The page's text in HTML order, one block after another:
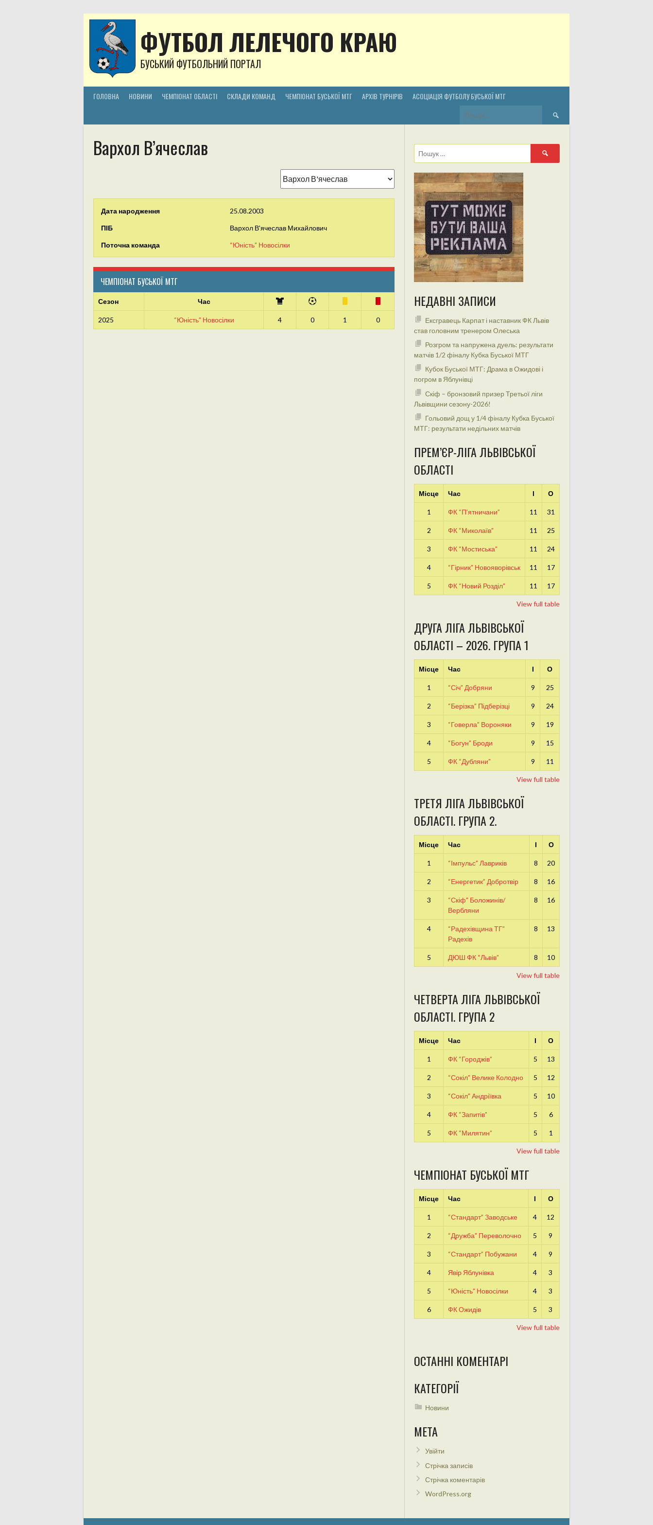
ФУТБОЛ ЛЕЛЕЧОГО КРАЮ
БУСЬКИЙ ФУТБОЛЬНИЙ ПОРТАЛ
ГОЛОВНА НОВИНИ ЧЕМПІОНАТ ОБЛАСТІ СКЛАДИ КОМАНД ЧЕМПІОНАТ БУСЬКОЇ МТГ АРХІВ ТУРНІРІВ АСОЦІАЦІЯ ФУТБОЛУ БУСЬКОЇ МТГ
Пошук:
Вархол В’ячеслав
Дата народження 25.08.2003
ПІБ Вархол В'ячеслав Михайлович
Поточна команда “Юність” Новосілки
ЧЕМПІОНАТ БУСЬКОЇ МТГ
Сезон Час
2025 “Юність” Новосілки 4 0 1 0
Пошук:
НЕДАВНІ ЗАПИСИ
Ексгравець Карпат і наставник ФК Львів
став головним тренером Олеська
Розгром та напружена дуель: результати
матчів 1/2 фіналу Кубка Буської МТГ
Кубок Буської МТГ: Драма в Ожидові і
погром в Яблунівці
Скіф – бронзовий призер Третьої ліги
Львівщини сезону-2026!
Гольовий дощ у 1/4 фіналу Кубка Буської
МТГ: результати недільних матчів
ПРЕМ’ЄР-ЛІГА ЛЬВІВСЬКОЇ
ОБЛАСТІ
Місце Час І О
1 ФК “П’ятничани” 11 31
2 ФК “Миколаїв” 11 25
3 ФК “Мостиська” 11 24
4 “Гірник” Новояворівськ 11 17
5 ФК “Новий Розділ” 11 17
View full table
ДРУГА ЛІГА ЛЬВІВСЬКОЇ
ОБЛАСТІ – 2026. ГРУПА 1
Місце Час І О
1 “Січ” Добряни 9 25
2 “Берізка” Підберізці 9 24
3 “Говерла” Вороняки 9 19
4 “Богун” Броди 9 15
5 ФК “Дубляни” 9 11
View full table
ТРЕТЯ ЛІГА ЛЬВІВСЬКОЇ
ОБЛАСТІ. ГРУПА 2.
Місце Час І О
1 “Імпульс” Лавриків 8 20
2 “Енергетик” Добротвір 8 16
3
“Скіф” Боложинів/
Вербляни
8 16
4
“Радехівщина ТГ”
Радехів
8 13
5 ДЮШ ФК “Львів” 8 10
View full table
ЧЕТВЕРТА ЛІГА ЛЬВІВСЬКОЇ
ОБЛАСТІ. ГРУПА 2
Місце Час І О
1 ФК “Городжів” 5 13
2 “Сокіл” Велике Колодно 5 12
3 “Сокіл” Андріївка 5 10
4 ФК “Запитів” 5 6
5 ФК “Милятин” 5 1
View full table
ЧЕМПІОНАТ БУСЬКОЇ МТГ
Місце Час І О
1 “Стандарт” Заводське 4 12
2 “Дружба” Переволочно 5 9
3 “Стандарт” Побужани 4 9
4 Явір Яблунівка 4 3
5 “Юність” Новосілки 4 3
6 ФК Ожидів 5 3
View full table
ОСТАННІ КОМЕНТАРІ
КАТЕГОРІЇ
Новини
МЕТА
Увійти
Стрічка записів
Стрічка коментарів
WordPress.org